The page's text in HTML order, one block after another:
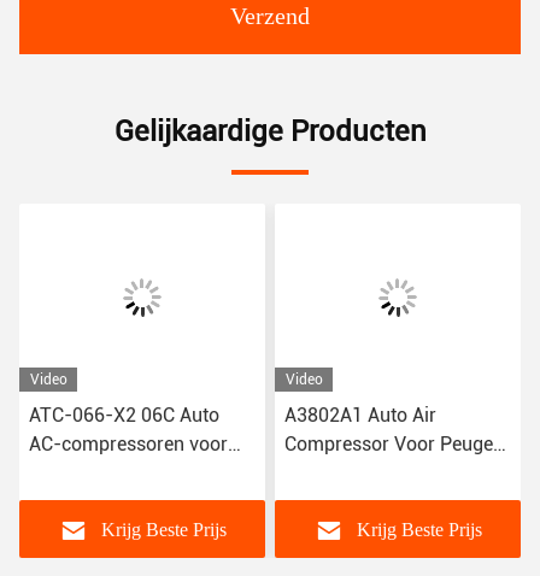
Verzend
Gelijkaardige Producten
Video
ATC-066-X2 06C Auto
AC-compressoren voor
88320-52010 883205201
Krijg Beste Prijs
Video
A3802A1 Auto Air
Compressor Voor Peugeot
Elysee/C3-XR
JSR11T601088Krijg Beste Prijs